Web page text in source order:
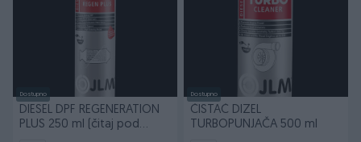
Dostupno
DIESEL DPF REGENERATION
PLUS 250 ml (čitaj pod
Dostupno
ČISTAČ DIZEL
TURBOPUNJAČA 500 ml